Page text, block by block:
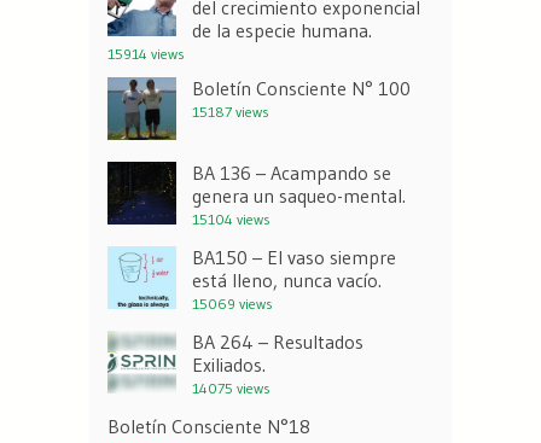
del crecimiento exponencial
de la especie humana.
15914 views
Boletín Consciente N° 100
15187 views
BA 136 – Acampando se
genera un saqueo-mental.
15104 views
BA150 – El vaso siempre
está lleno, nunca vacío.
15069 views
BA 264 – Resultados
Exiliados.
14075 views
Boletín Consciente N°18